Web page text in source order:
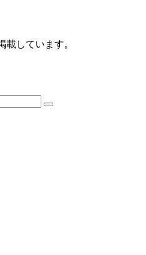
載しています。